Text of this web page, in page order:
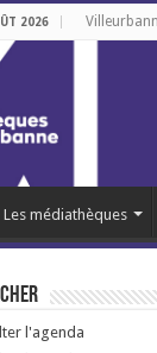
2026
Les médiathèques
l'agenda